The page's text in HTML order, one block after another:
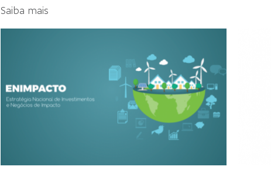
Saiba mais